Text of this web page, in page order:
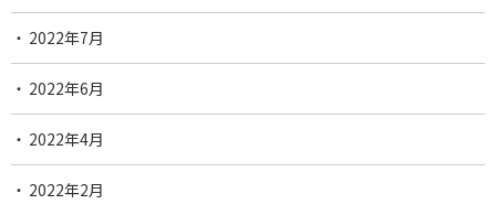
2022年7月
2022年6月
2022年4月
2022年2月